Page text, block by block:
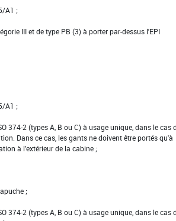
A1 ;
III et de type PB (3) à porter par-dessus l'EPI
A1 ;
374-2 (types A, B ou C) à usage unique, dans le cas
Dans ce cas, les gants ne doivent être portés qu'à
à l'extérieur de la cabine ;
;
374-2 (types A, B ou C) à usage unique, dans le cas